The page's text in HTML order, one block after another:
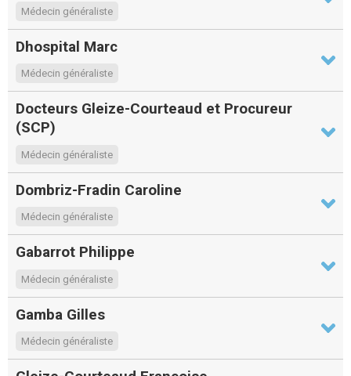
Médecin généraliste
Dhospital Marc
Médecin généraliste
Docteurs Gleize-Courteaud et Procureur
(SCP)
Médecin généraliste
Dombriz-Fradin Caroline
Médecin généraliste
Gabarrot Philippe
Médecin généraliste
Gamba Gilles
Médecin généraliste